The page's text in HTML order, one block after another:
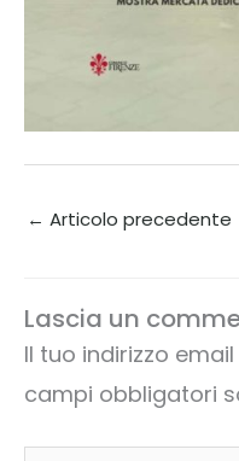
← Articolo precedente
Lascia un
Il tuo indirizzo
campi obbligatori